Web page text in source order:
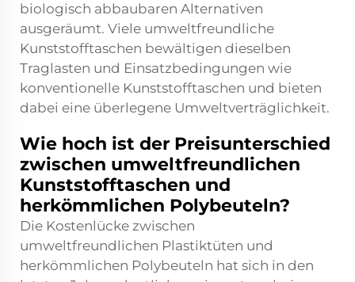
biologisch abbaubaren Alternativen
ausgeräumt. Viele umweltfreundliche
Kunststofftaschen bewältigen dieselben
Traglasten und Einsatzbedingungen wie
konventionelle Kunststofftaschen und bieten
dabei eine überlegene Umweltverträglichkeit.
Wie hoch ist der Preisunterschied
zwischen umweltfreundlichen
Kunststofftaschen und
herkömmlichen Polybeuteln?
Die Kostenlücke zwischen
umweltfreundlichen Plastiktüten und
herkömmlichen Polybeuteln hat sich in den